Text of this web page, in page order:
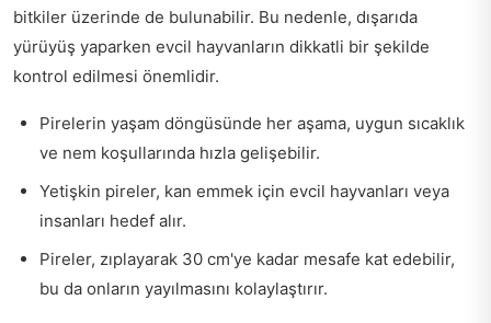
bitkiler üzerinde de bulunabilir. Bu nedenle, dışarıda
yürüyüş yaparken evcil hayvanların dikkatli bir şekilde
kontrol edilmesi önemlidir.
Pirelerin yaşam döngüsünde her aşama, uygun sıcaklık
ve nem koşullarında hızla gelişebilir.
Yetişkin pireler, kan emmek için evcil hayvanları veya
insanları hedef alır.
Pireler, zıplayarak 30 cm'ye kadar mesafe kat edebilir,
bu da onların yayılmasını kolaylaştırır.